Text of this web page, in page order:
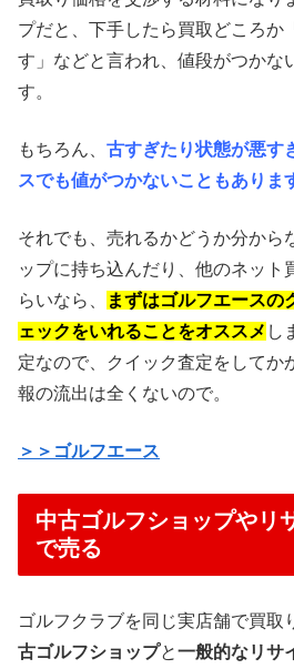
プだと、下手したら買取どころか
す」などと言われ、値段がつかな
す。
もちろん、 古すぎたり状態が悪す
スでも値がつかないこともありま
それでも、売れるかどうか分から
ップに持ち込んだり、他のネット
らいなら、
まずはゴルフエースの
ェックをいれることをオススメ し
定なので、クイック査定をしてか
報の流出は全くないので。
＞＞ゴルフエース
中古ゴルフショップやリ
で売る
ゴルフクラブを同じ実店舗で買取
古ゴルフショップと一般的なリサ